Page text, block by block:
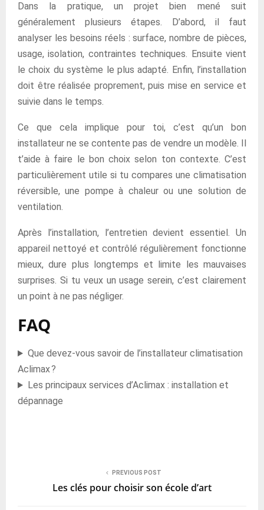
Dans la pratique, un projet bien mené suit
généralement plusieurs étapes. D’abord, il faut
analyser les besoins réels : surface, nombre de pièces,
usage, isolation, contraintes techniques. Ensuite vient
le choix du système le plus adapté. Enfin, l’installation
doit être réalisée proprement, puis mise en service et
suivie dans le temps.
Ce que cela implique pour toi, c’est qu’un bon
installateur ne se contente pas de vendre un modèle. Il
t’aide à faire le bon choix selon ton contexte. C’est
particulièrement utile si tu compares une climatisation
réversible, une pompe à chaleur ou une solution de
ventilation.
Après l’installation, l’entretien devient essentiel. Un
appareil nettoyé et contrôlé régulièrement fonctionne
mieux, dure plus longtemps et limite les mauvaises
surprises. Si tu veux un usage serein, c’est clairement
un point à ne pas négliger.
FAQ
Que devez-vous savoir de l’installateur climatisation
Aclimax ?
Les principaux services d’Aclimax : installation et
dépannage
PREVIOUS POST
Les clés pour choisir son école d’art